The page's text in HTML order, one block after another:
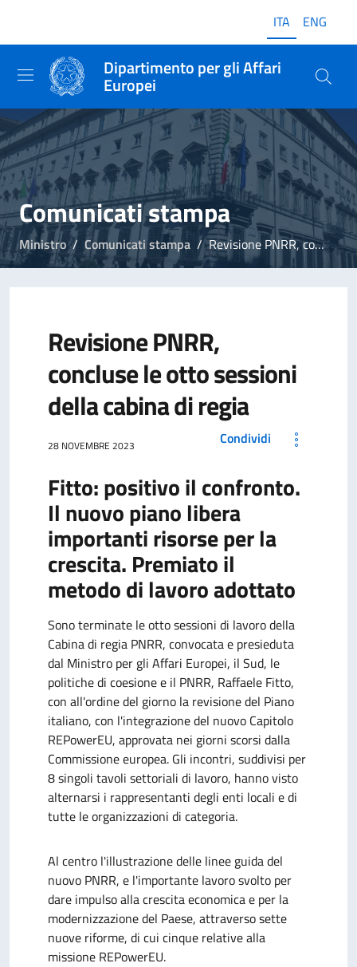
ITA ENG
Dipartimento per gli Affari
Europei
Comunicati stampa
Ministro Comunicati stampa Revisione PNRR, concluse le otto sessioni della cabina di regia
Revisione PNRR,
concluse le otto sessioni
della cabina di regia
28 NOVEMBRE 2023 Condividi
Fitto: positivo il confronto.
Il nuovo piano libera
importanti risorse per la
crescita. Premiato il
metodo di lavoro adottato
Sono terminate le otto sessioni di lavoro della
Cabina di regia PNRR, convocata e presieduta
dal Ministro per gli Affari Europei, il Sud, le
politiche di coesione e il PNRR, Raffaele Fitto,
con all'ordine del giorno la revisione del Piano
italiano, con l'integrazione del nuovo Capitolo
REPowerEU, approvata nei giorni scorsi dalla
Commissione europea. Gli incontri, suddivisi per
8 singoli tavoli settoriali di lavoro, hanno visto
alternarsi i rappresentanti degli enti locali e di
tutte le organizzazioni di categoria.
Al centro l'illustrazione delle linee guida del
nuovo PNRR, e l'importante lavoro svolto per
dare impulso alla crescita economica e per la
modernizzazione del Paese, attraverso sette
nuove riforme, di cui cinque relative alla
missione REPowerEU.